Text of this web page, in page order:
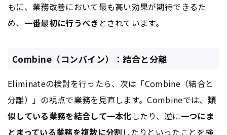
もに、業務改善において最も高い効果が期待できるた
め、 一番最初に行うべき とされています。
Combine（コンバイン）：結合と分離
Eliminateの検討を行ったら、次は「Combine（結合と
分離）」の視点で業務を見直します。Combineでは、 類
似している業務を結合して一本化したり、逆に一つにま
とまっている業務を複数に分割したりといったことを検